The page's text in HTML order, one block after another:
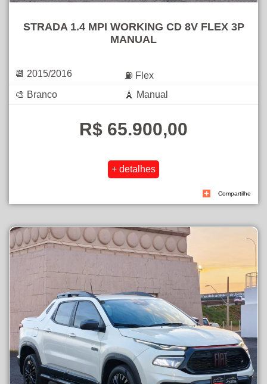
STRADA 1.4 MPI WORKING CD 8V FLEX 3P
MANUAL
📆 2015/2016
⛽ Flex
🎨 Branco
🗼 Manual
R$ 65.900,00
Compartilhe